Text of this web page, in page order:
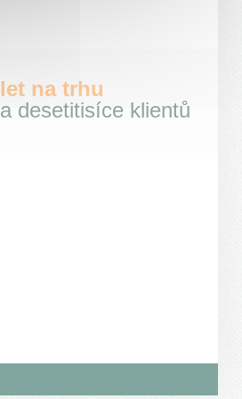
let na trhu
a desetitisíce klientů